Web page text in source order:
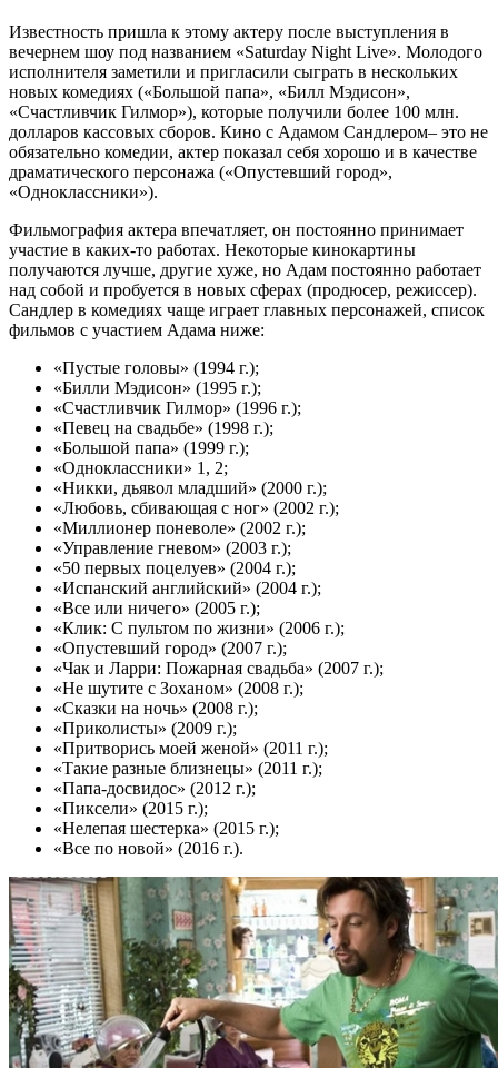
Известность пришла к этому актеру после выступления в
вечернем шоу под названием «Saturday Night Live». Молодого
исполнителя заметили и пригласили сыграть в нескольких
новых комедиях («Большой папа», «Билл Мэдисон»,
«Счастливчик Гилмор»), которые получили более 100 млн.
долларов кассовых сборов. Кино с Адамом Сандлером­– это не
обязательно комедии, актер показал себя хорошо и в качестве
драматического персонажа («Опустевший город»,
«Одноклассники»).
Фильмография актера впечатляет, он постоянно принимает
участие в каких-то работах. Некоторые кинокартины
получаются лучше, другие хуже, но Адам постоянно работает
над собой и пробуется в новых сферах (продюсер, режиссер).
Сандлер в комедиях чаще играет главных персонажей, список
фильмов с участием Адама ниже:
«Пустые головы» (1994 г.);
«Билли Мэдисон» (1995 г.);
«Счастливчик Гилмор» (1996 г.);
«Певец на свадьбе» (1998 г.);
«Большой папа» (1999 г.);
«Одноклассники» 1, 2;
«Никки, дьявол младший» (2000 г.);
«Любовь, сбивающая с ног» (2002 г.);
«Миллионер поневоле» (2002 г.);
«Управление гневом» (2003 г.);
«50 первых поцелуев» (2004 г.);
«Испанский английский» (2004 г.);
«Все или ничего» (2005 г.);
«Клик: С пультом по жизни» (2006 г.);
«Опустевший город» (2007 г.);
«Чак и Ларри: Пожарная свадьба» (2007 г.);
«Не шутите с Зоханом» (2008 г.);
«Сказки на ночь» (2008 г.);
«Приколисты» (2009 г.);
«Притворись моей женой» (2011 г.);
«Такие разные близнецы» (2011 г.);
«Папа-досвидос» (2012 г.);
«Пиксели» (2015 г.);
«Нелепая шестерка» (2015 г.);
«Все по новой» (2016 г.).